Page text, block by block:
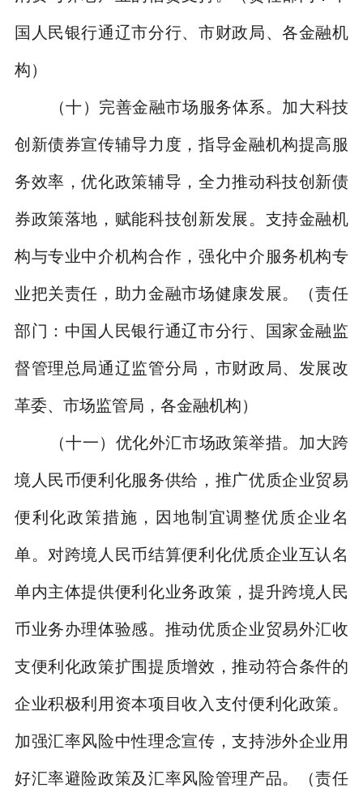
国人民银行通辽市分行、市财政局、各金融机
构）
（十）完善金融市场服务体系。 加大科技
创新债券宣传辅导力度，指导金融机构提高服
务效率，优化政策辅导，全力推动科技创新债
券政策落地，赋能科技创新发展。支持金融机
构与专业中介机构合作，强化中介服务机构专
业把关责任，助力金融市场健康发展。 （责任
部门：中国人民银行通辽市分行、国家金融监
督管理总局通辽监管分局，市财政局、发展改
革委、市场监管局，各金融机构）
（十一）优化外汇市场政策举措。 加大跨
境人民币便利化服务供给，推广优质企业贸易
便利化政策措施，因地制宜调整优质企业名
单。对跨境人民币结算便利化优质企业互认名
单内主体提供便利化业务政策，提升跨境人民
币业务办理体验感。推动优质企业贸易外汇收
支便利化政策扩围提质增效，推动符合条件的
企业积极利用资本项目收入支付便利化政策。
加强汇率风险中性理念宣传，支持涉外企业用
好汇率避险政策及汇率风险管理产品。 （责任